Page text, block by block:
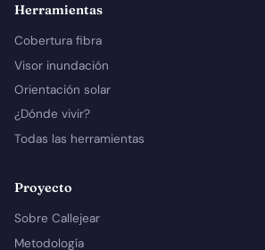
Herramientas
Cobertura fibra
Visor inundación
Orientación solar
¿Dónde vivir?
Todas las herramientas
Proyecto
Sobre Callejear
Metodología